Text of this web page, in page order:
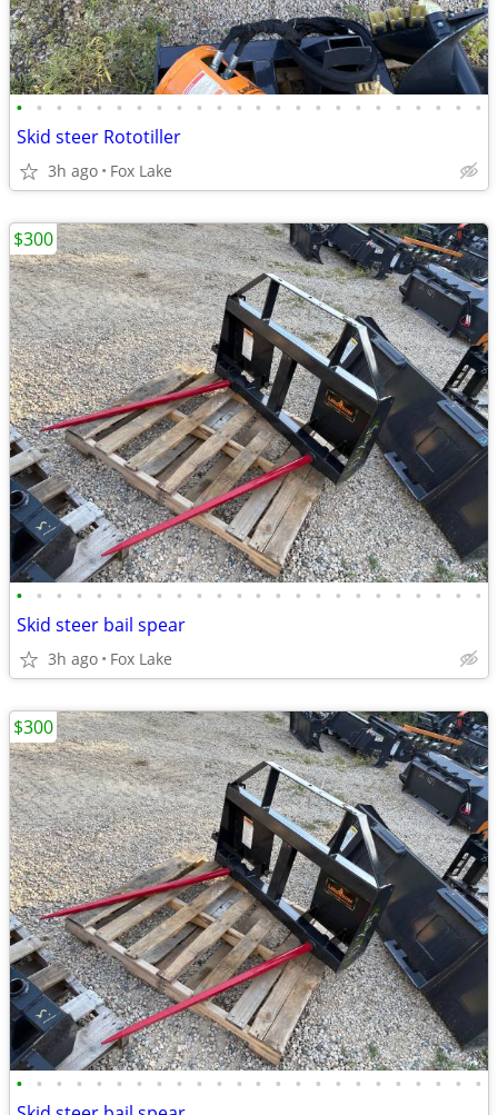
• • • • • • • • • • • • • • • • • • • • • • • •
Skid steer Rototiller
3h ago Fox Lake
• • • • • • • • • • • • • • • • • • • • • • • •
Skid steer bail spear
3h ago Fox Lake
$300
• • • • • • • • • • • • • • • • • • • • • • • •
$300